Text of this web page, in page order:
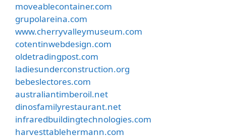
moveablecontainer.com
grupolareina.com
www.cherryvalleymuseum.com
cotentinwebdesign.com
oldetradingpost.com
ladiesunderconstruction.org
bebeslectores.com
australiantimberoil.net
dinosfamilyrestaurant.net
infraredbuildingtechnologies.com
harvesttablehermann.com